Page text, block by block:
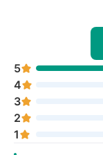
5
4
3
2
1